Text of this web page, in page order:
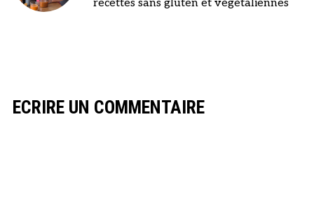
recettes sans gluten et végétaliennes
ECRIRE UN COMMENTAIRE